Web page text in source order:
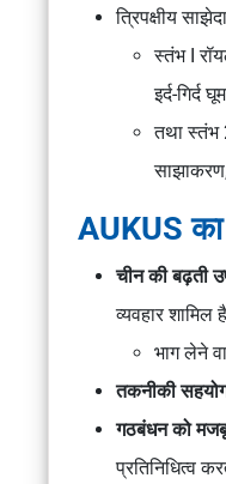
त्रिपक्षीय
स्तंभ I
इर्द-गिर्द
तथा स्तंभ
AUKUS का
चीन की बढ़ती
व्यवहार शामिल
भाग लेने
तकनीकी
गठबंधन को
प्रतिनिधित्व